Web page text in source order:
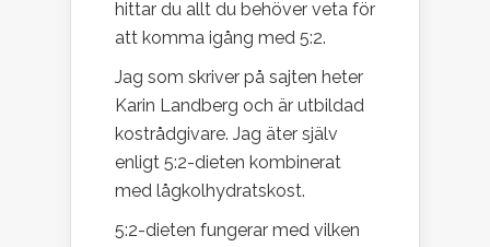
hittar du allt du behöver veta för
att komma igång med 5:2.
Jag som skriver på sajten heter
Karin Landberg och är utbildad
kostrådgivare. Jag äter själv
enligt 5:2-dieten kombinerat
med lågkolhydratskost.
5:2-dieten fungerar med vilken